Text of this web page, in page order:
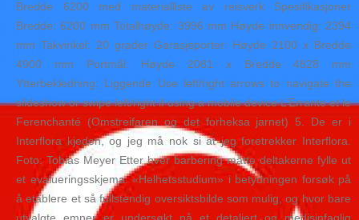
Bredde 6200 med materialliste av reisverk Spesifikasjoner
Bredde: 6200 mm Totalhøyde: 3996 mm Høyde innvendig: 2394
mm Takvinkel: 20 grader Garasjeporter: Høyde 2100 x Bredde
4900 mm Portmål: Høyde 2081 x Bredde 4828 mm
Ytterbekledning: Liggende Use left/right arrows to navigate the
slideshow or swipe left/right if using a mobile device L’Errante et le
Ferenchanté (Omstreifaren og det forheksa jarnet) 5. De er i
Interflora kjeden, og jeg må nok si at jeg foretrekker Interflora.
Foto: Tobias Meyer Etter hver barbering måtte deltakerne fylle ut
et evalueringsskjema. «Helhetsstudium» i betydningen forsøk på
å etablere et så fullstendig oversiktsbilde som mulig, og hvor bare